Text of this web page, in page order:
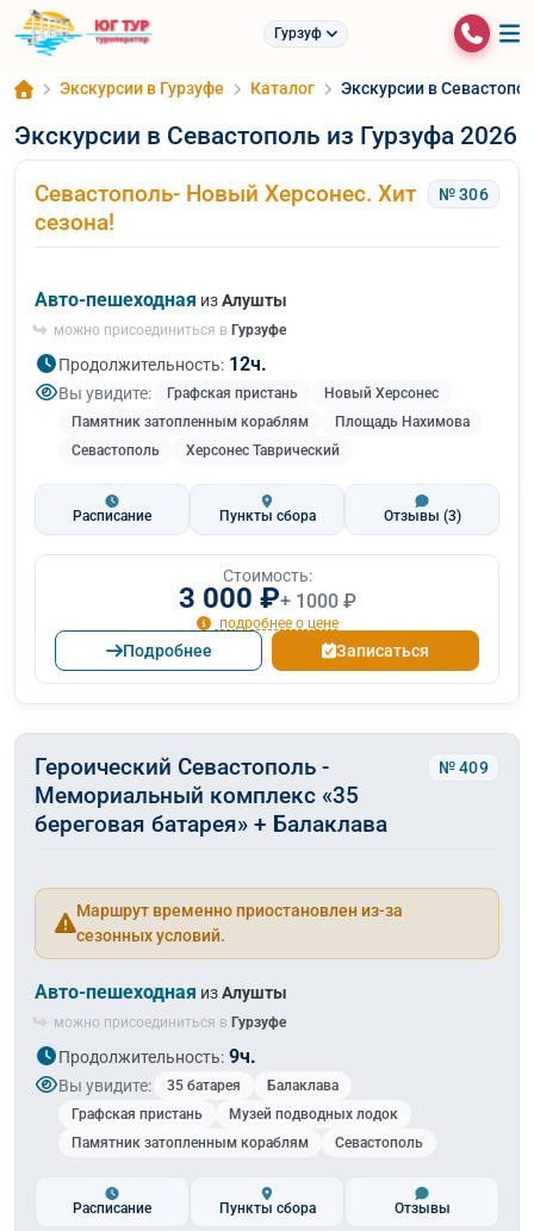
Гурзуф
Экскурсии в Гурзуфе Каталог Экскурсии в
Экскурсии в Севастополь из Гурзуфа 2026
Севастополь- Новый Херсонес. Хит
сезона!
№ 306
Авто-пешеходная изАлушты
можно присоединиться в Гурзуфе
Продолжительность: 12ч.
Вы увидите: Графская пристань
Новый Херсонес
Памятник затопленным кораблям
Площадь Нахимова
Севастополь
Херсонес Таврический
Расписание Пункты сбора Отзывы (3)
Стоимость:
3 000 ₽+ 1000 ₽
подробнее о цене
Подробнее Записаться
Героический Севастополь -
Мемориальный комплекс «35
береговая батарея» + Балаклава
№ 409
Маршрут временно приостановлен из-за
сезонных условий.
Авто-пешеходная изАлушты
можно присоединиться в Гурзуфе
Продолжительность: 9ч.
Вы увидите: 35 батарея
Балаклава
Графская пристань
Музей подводных лодок
Памятник затопленным кораблям
Севастополь
Расписание Пункты сбора Отзывы